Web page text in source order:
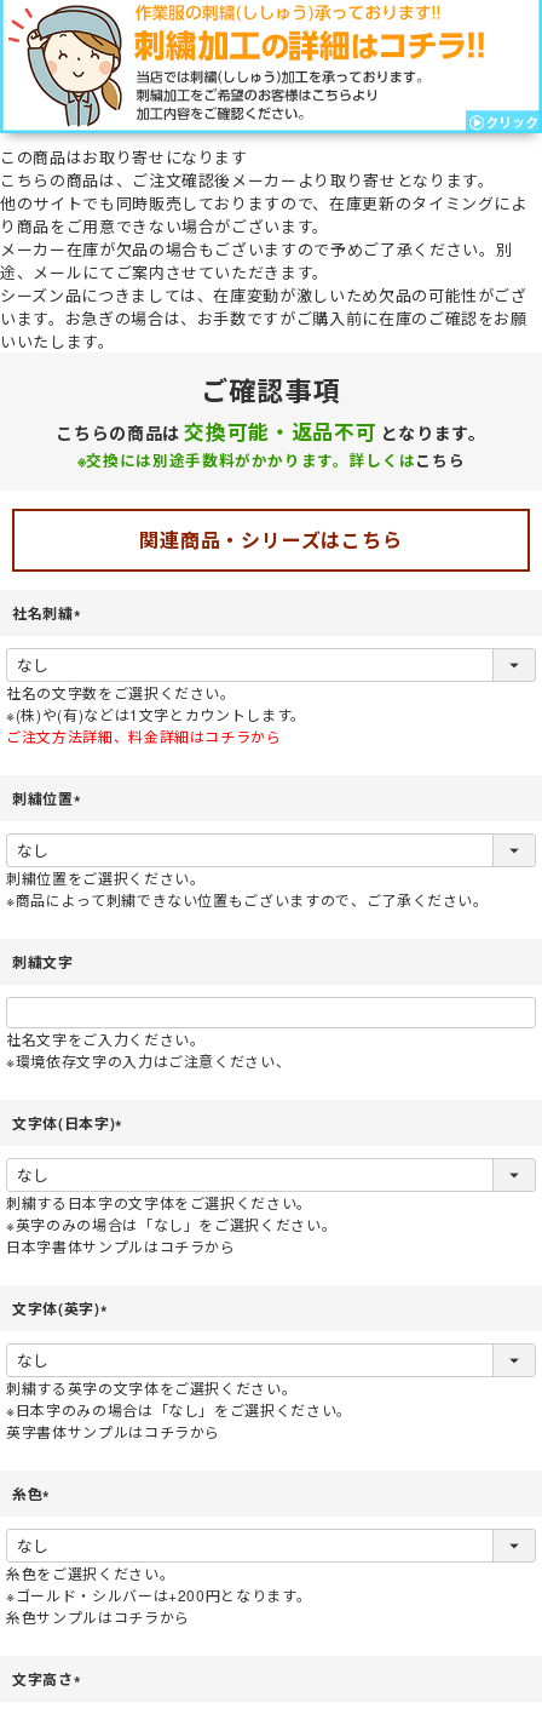
この商品はお取り寄せ になります
こちらの商品は、ご注文確認後メーカーより取り寄せとなります。
他のサイトでも同時販売しておりますので、在庫更新のタイミングによ
り商品をご用意できない場合がございます。
メーカー在庫が欠品の場合もございますので予めご了承ください。 別
途、メールにてご案内させていただきます。
シーズン品につきましては、在庫変動が激しいため欠品の可能性がござ
います。お急ぎの場合は、お手数ですがご購入前に在庫のご確認をお願
いいたします。
ご確認事項
こちらの商品は 交換可能・返品不可 となります。
※交換には別途手数料がかかります。詳しくはこちら
関連商品・シリーズはこちら
社名刺繍
須
)
社名の文字数をご選択ください。
※(株)や(有)などは1文字とカウントします。
ご注文方法詳細、料金詳細はコチラから
刺繍位置
須
)
刺繍位置をご選択ください。
※商品によって刺繍できない位置もございますので、ご了承ください。
刺繍文字
社名文字をご入力ください。
※環境依存文字の入力はご注意ください、
文字体(日本字)
須
)
刺繍する日本字の文字体をご選択ください。
※英字のみの場合は「なし」をご選択ください。
日本字書体サンプルはコチラから
文字体(英字)
須
)
刺繍する英字の文字体をご選択ください。
※日本字のみの場合は「なし」をご選択ください。
英字書体サンプルはコチラから
糸色
須
)
糸色をご選択ください。
※ゴールド・シルバーは+200円となります。
糸色サンプルはコチラから
文字高さ